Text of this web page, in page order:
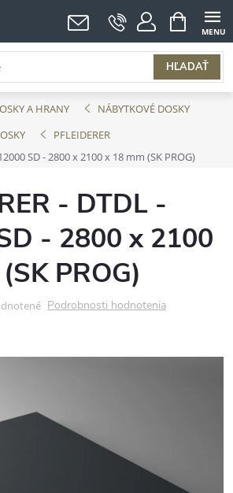
HĽADAŤ
NÁKUPNÝ
KOŠÍK
A HRANY
NÁBYTKOVÉ DOSKY
PFLEIDERER
SD - 2800 x 2100 x 18 mm (SK PROG)
- DTDL -
- 2800 x 2100
PROG)
Podrobnosti hodnotenia